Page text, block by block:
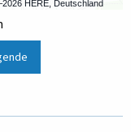
HERE, Deutschland